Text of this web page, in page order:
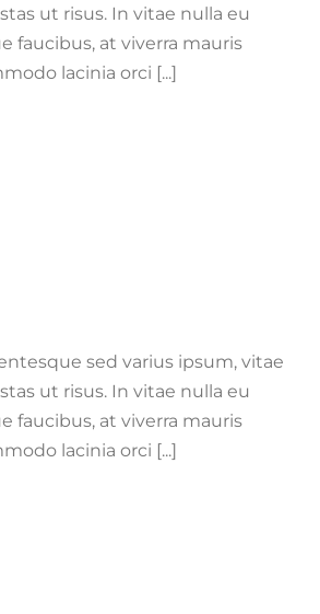
ut risus. In vitae nulla eu
faucibus, at viverra mauris
lacinia orci [...]
sed varius ipsum, vitae
ut risus. In vitae nulla eu
faucibus, at viverra mauris
lacinia orci [...]